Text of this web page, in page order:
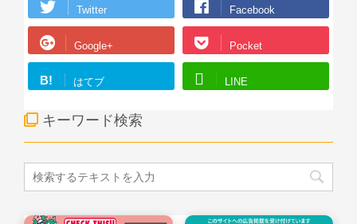
Twitter Facebook
Google+ Pocket
B! はてブ LINE
キーワード検索